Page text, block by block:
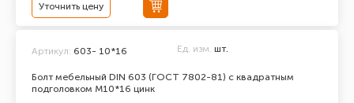
Уточнить цену
Болт мебельный DIN 603 (ГОСТ 7802-81) с квадратным
подголовком М10*16 цинк
Артикул: 603- 10*16 Ед. изм. шт.